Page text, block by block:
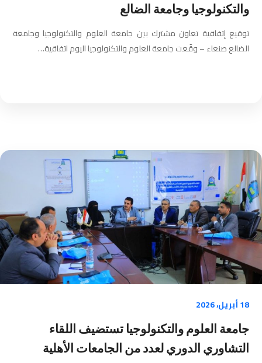
والتكنولوجيا وجامعة الضالع
توقيع إتفاقية تعاون مشترك بين جامعة العلوم والتكنولوجيا وجامعة
الضالع صنعاء – وقّعت جامعة العلوم والتكنولوجيا اليوم اتفاقية…
18 أبريل، 2026
جامعة العلوم والتكنولوجيا تستضيف اللقاء
التشاوري الدوري لعدد من الجامعات الأهلية